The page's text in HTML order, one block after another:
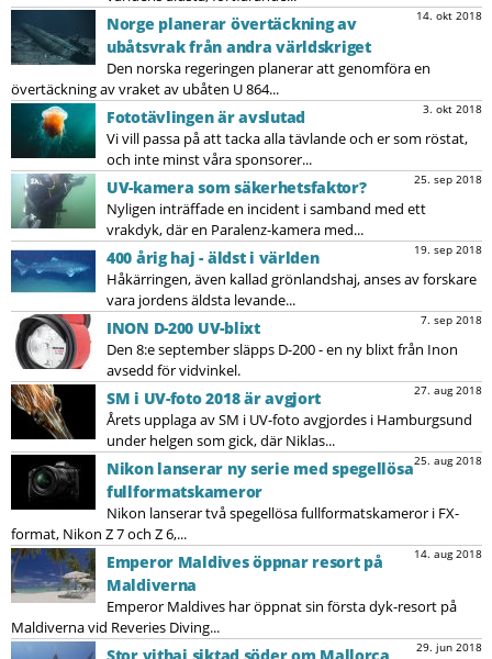
14. okt 2018
Norge planerar övertäckning av
ubåtsvrak från andra världskriget
Den norska regeringen planerar att genomföra en
övertäckning av vraket av ubåten U 864...
3. okt 2018
Fototävlingen är avslutad
Vi vill passa på att tacka alla tävlande och er som röstat,
och inte minst våra sponsorer...
25. sep 2018
UV-kamera som säkerhetsfaktor?
Nyligen inträffade en incident i samband med ett
vrakdyk, där en Paralenz-kamera med...
19. sep 2018
400 årig haj - äldst i världen
Håkärringen, även kallad grönlandshaj, anses av forskare
vara jordens äldsta levande...
7. sep 2018
INON D-200 UV-blixt
Den 8:e september släpps D-200 - en ny blixt från Inon
avsedd för vidvinkel.
27. aug 2018
SM i UV-foto 2018 är avgjort
Årets upplaga av SM i UV-foto avgjordes i Hamburgsund
under helgen som gick, där Niklas...
25. aug 2018
Nikon lanserar ny serie med spegellösa
fullformatskameror
Nikon lanserar två spegellösa fullformatskameror i FX-
format, Nikon Z 7 och Z 6,...
14. aug 2018
Emperor Maldives öppnar resort på
Maldiverna
Emperor Maldives har öppnat sin första dyk-resort på
Maldiverna vid Reveries Diving...
29. jun 2018